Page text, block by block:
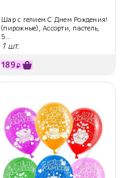
Шар с гелием С Днем Рождения!
(пирожные), Ассорти, пастель,
5...
1 шт.
189₽